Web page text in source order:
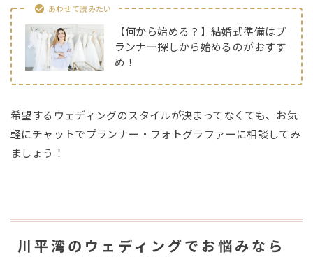
あわせて読みたい
【何から始める？】結婚式準備はプ
ランナー探しから始めるのがおすす
め！
希望するウェディングのスタイルが決まってなくても、お気
軽にチャットでプランナー・フォトグラファーに相談してみ
ましょう！
川平湾のウェディングでお悩みなら